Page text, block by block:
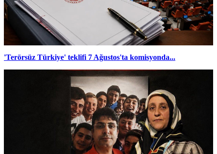
'Terörsüz Türkiye' teklifi 7 Ağustos'ta komisyonda...